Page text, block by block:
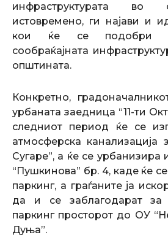
инфраструктурата во
истовремено, ги најави и
кои ќе се подобри
сообраќајната
општината.
Конкретно,
урбаната заедница “11-ти
следниот период ќе се
атмосферска канализација
Сугаре”, а ќе се урбанизира
“Пушкинова” бр. 4, каде ќе
паркинг, а граѓаните ја
да и се заблагодарат за
паркинг просторот до ОУ
Дуња”.